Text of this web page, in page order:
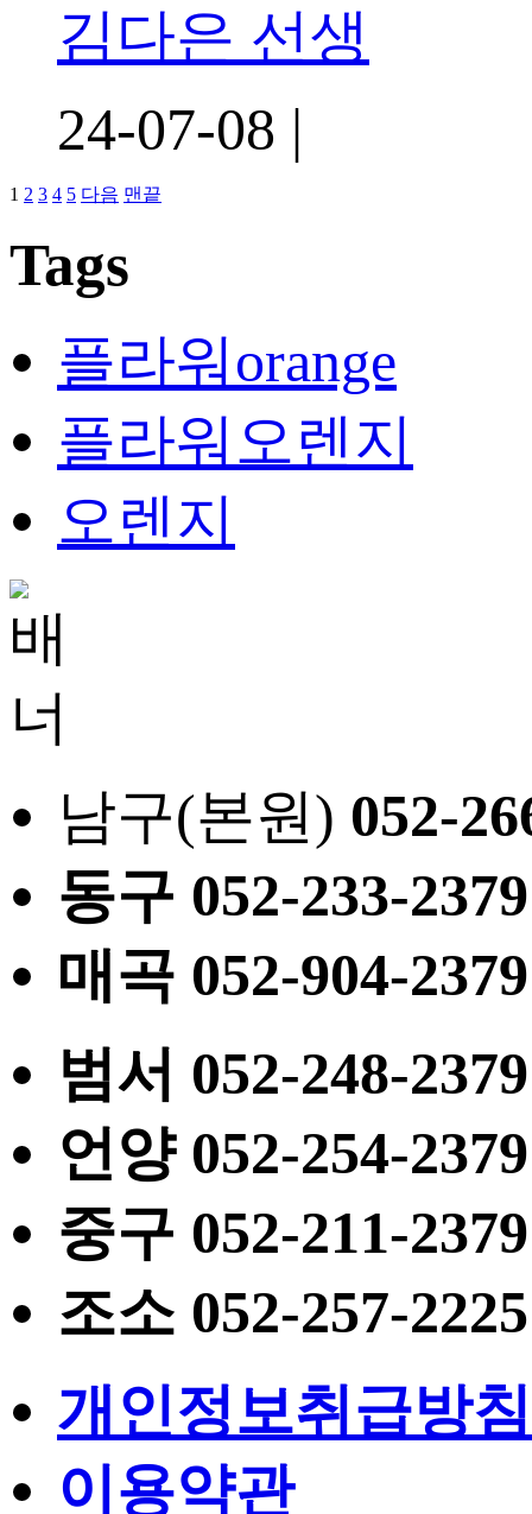
김다은 선생
24-07-08 |
1 2 3 4 5 다음 맨끝
Tags
플라워orange
플라워오렌지
오렌지
남구(본원) 052-
동구 052-233-2379
매곡 052-904-2379
범서 052-248-2379
언양 052-254-2379
중구 052-211-2379
조소 052-257-2225
개인정보취급방침
이용약관